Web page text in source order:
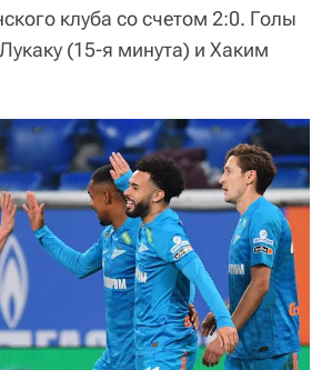
клуба со счетом 2:0. Голы
(15-я минута) и Хаким